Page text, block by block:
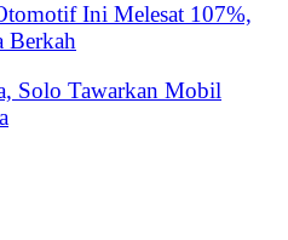
Ini Melesat 107%,
Berkah
Solo Tawarkan Mobil